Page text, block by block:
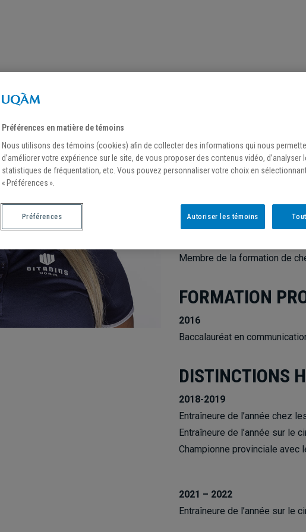
Depuis 2016
EXPÉRIENCES
2016
Entrée en poste avec les
Membre de la formation de
FORMATION
2016
Baccalauréat en
DISTINCTIONS
2018-2019
Entraîneure de l’année chez
Entraîneure de l’année sur le
Championne provinciale avec
2021 – 2022
Entraîneure de l’année sur le
Préférences en matière de témoins
Nous utilisons des témoins (cookies) afin de collecter des informations qui nous
d’améliorer votre expérience sur le site, de vous proposer des contenus vidéo, d’analyser
statistiques de fréquentation, etc. Vous pouvez personnaliser votre choix en
« Préférences ».
Autoriser les témoins
Préférences